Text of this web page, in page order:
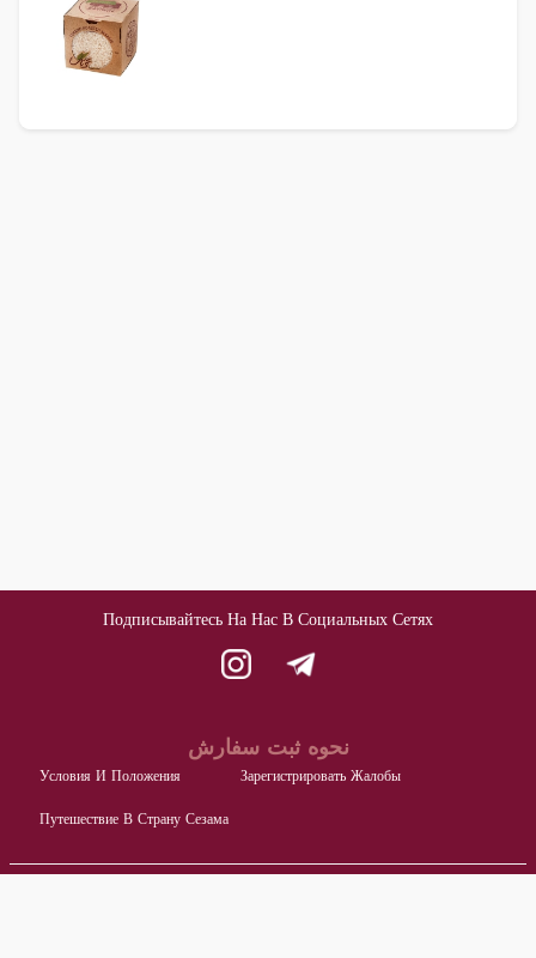
Подписывайтесь На Нас В Социальных Сетях
نحوه ثبت سفارش
Условия И Положения Зарегистрировать Жалобы
Путешествие В Страну Сезама